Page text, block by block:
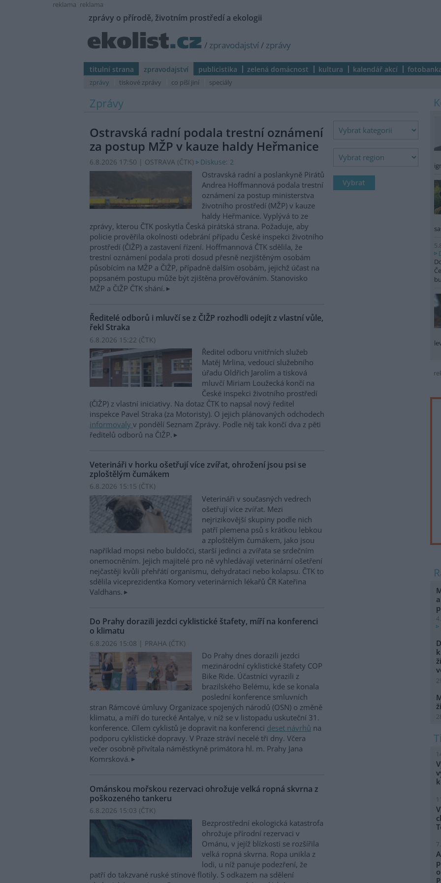
reklama reklama
zprávy o přírodě, životním prostředí a ekologii
/ zpravodajství/ zprávy
titulní strana zpravodajství publicistika zelená domácnost kultura kalendář akcí
zprávy tiskové zprávy co píší jiní speciály
Zprávy
Ostravská radní podala trestní oznámení
za postup MŽP v kauze haldy Heřmanice
6.8.2026 17:50 | OSTRAVA (ČTK) Diskuse: 2
Ostravská radní a poslankyně Pirátů
Andrea Hoffmannová podala trestní
oznámení za postup ministerstva
životního prostředí (MŽP) v kauze
haldy Heřmanice. Vyplývá to ze
zprávy, kterou ČTK poskytla Česká pirátská strana. Požaduje, aby
policie prověřila okolnosti odebrání případu České inspekci životního
prostředí (ČIŽP) a zastavení řízení. Hoffmannová ČTK sdělila, že
trestní oznámení podala proti dosud přesně nezjištěným osobám
působícím na MŽP a ČIŽP, případně dalším osobám, jejichž účast na
popsaném postupu může být zjištěna prověřováním. Stanovisko
MŽP a ČIŽP ČTK shání.
Ředitelé odborů i mluvčí se z ČIŽP rozhodli odejít z vlastní vůle,
řekl Straka
6.8.2026 15:22 (ČTK)
Ředitel odboru vnitřních služeb
Matěj Mrlina, vedoucí služebního
úřadu Oldřich Jarolím a tisková
mluvčí Miriam Loužecká končí na
České inspekci životního prostředí
(ČIŽP) z vlastní iniciativy. Na dotaz ČTK to napsal nový ředitel
inspekce Pavel Straka (za Motoristy). O jejich plánovaných odchodech
informovaly v pondělí Seznam Zprávy. Podle něj tak končí dva z pěti
ředitelů odborů na ČIŽP.
Veterináři v horku ošetřují více zvířat, ohrožení jsou psi se
zploštělým čumákem
6.8.2026 15:15 (ČTK)
Veterináři v současných vedrech
ošetřují více zvířat. Mezi
nejrizikovější skupiny podle nich
patří plemena psů s krátkou lebkou
a zploštělým čumákem, jako jsou
například mopsi nebo buldočci, starší jedinci a zvířata se srdečním
onemocněním. Jejich majitelé pro ně vyhledávají veterinární ošetření
nejčastěji kvůli přehřátí organismu, dehydrataci nebo kolapsu. ČTK to
sdělila viceprezidentka Komory veterinárních lékařů ČR Kateřina
Valdhans.
Do Prahy dorazili jezdci cyklistické štafety, míří na konferenci
o klimatu
6.8.2026 15:08 | PRAHA (ČTK)
Do Prahy dnes dorazili jezdci
mezinárodní cyklistické štafety COP
Bike Ride. Účastníci vyrazili z
brazilského Belému, kde se konala
poslední konference smluvních
stran Rámcové úmluvy Organizace spojených národů (OSN) o změně
klimatu, a míří do turecké Antalye, v níž se v listopadu uskuteční 31.
konference. Cílem cyklistů je dopravit na konferenci deset návrhů na
podporu cyklistické dopravy. V Praze stráví necelé tři dny. Včera
večer osobně přivítala náměstkyně primátora hl. m. Prahy Jana
Komrsková.
Ománskou mořskou rezervaci ohrožuje velká ropná skvrna z
poškozeného tankeru
6.8.2026 15:03 (ČTK)
Bezprostřední ekologická katastrofa
ohrožuje přírodní rezervaci v
Ománu, v jejíž blízkosti se rozšířila
velká ropná skvrna. Ropa unikla z
lodi, u níž panuje podezření, že
patří do takzvané ruské stínové flotily. S odkazem na sdělení